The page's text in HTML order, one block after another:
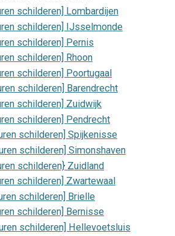
schilderen] Lombardijen
schilderen] IJsselmonde
schilderen] Pernis
schilderen] Rhoon
schilderen] Poortugaal
schilderen] Barendrecht
schilderen] Zuidwijk
schilderen] Pendrecht
schilderen] Spijkenisse
schilderen] Simonshaven
schilderen} Zuidland
schilderen] Zwartewaal
schilderen] Brielle
schilderen] Bernisse
schilderen] Hellevoetsluis